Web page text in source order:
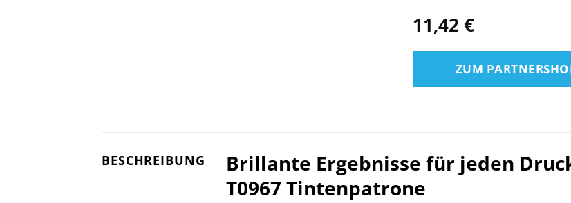
11,42 €
ZUM
BESCHREIBUNG
Brillante Ergebnisse für jeden
T0967 Tintenpatrone